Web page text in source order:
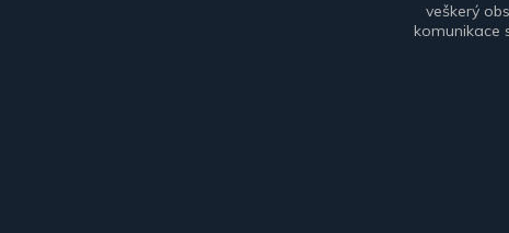
veškerý
komunikace